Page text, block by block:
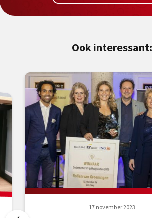
Ook interessant:
17 november 2023